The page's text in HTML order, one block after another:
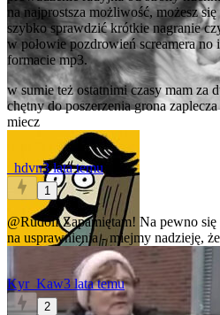
na najprostsza możliwość, możesz się
szybko sprawdzić krótkie nagranie
w połowie pozdrowień screamera
formacie mp3.
w sumie też ostatnimi czasy mam za
chętny do poszerzenia grona
miecz
_hdvn3 lata temu
1
@RudolfZapamiętam! Na pewno
na usprawnienia - miejmy nadzieję,
Kyr_Kaw3 lata temu
2